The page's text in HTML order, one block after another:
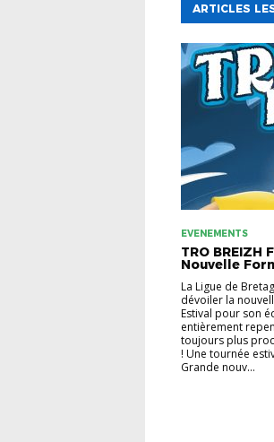
ARTICLES
EVENEMENTS
TRO BREIZH
Nouvelle
La Ligue de
dévoiler la
Estival pour son
entièrement
toujours plus
! Une tournée
Grande nouv...